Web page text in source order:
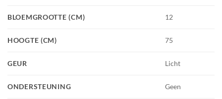
BLOEMGROOTTE (CM) 12
HOOGTE (CM) 75
GEUR Licht
ONDERSTEUNING Geen